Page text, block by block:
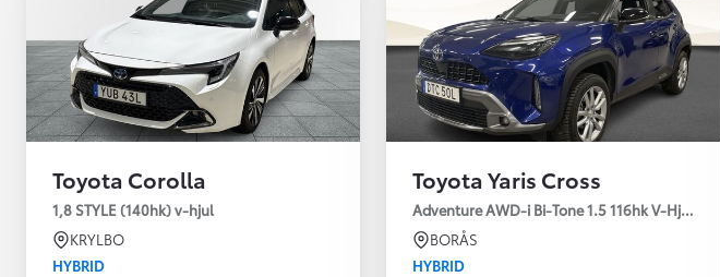
Från 360 900 kr
Från 3 548 kr/mån
Easy Billån
Toyota GR Supra
BENSIN
Toyota Corolla
1,8 STYLE (140hk) v-hjul
KRYLBO
HYBRID
Toyota Yaris Cross
Adventure AWD-i Bi-Tone 1.5 116hk V-Hjul
BORÅS
HYBRID